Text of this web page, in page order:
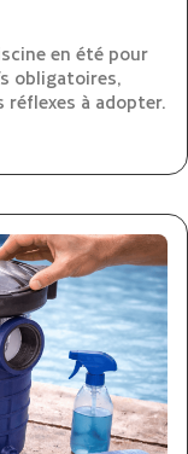
en été pour
obligatoires,
à adopter.